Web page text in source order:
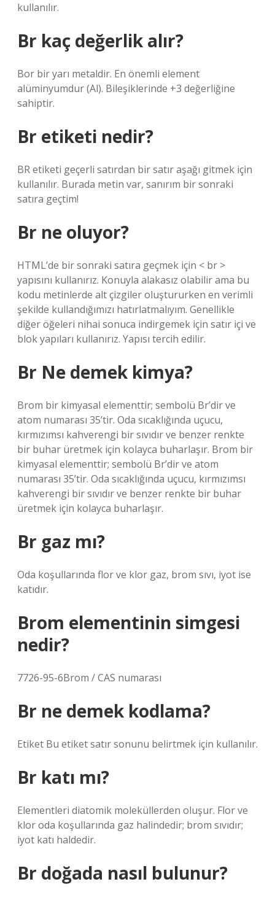
kullanılır.
Br kaç değerlik alır?
Bor bir yarı metaldir. En önemli element
alüminyumdur (Al). Bileşiklerinde +3 değerliğine
sahiptir.
Br etiketi nedir?
BR etiketi geçerli satırdan bir satır aşağı gitmek için
kullanılır. Burada metin var, sanırım bir sonraki
satıra geçtim!
Br ne oluyor?
HTML’de bir sonraki satıra geçmek için < br >
yapısını kullanırız. Konuyla alakasız olabilir ama bu
kodu metinlerde alt çizgiler oluştururken en verimli
şekilde kullandığımızı hatırlatmalıyım. Genellikle
diğer öğeleri nihai sonuca indirgemek için satır içi ve
blok yapıları kullanırız. Yapısı tercih edilir.
Br Ne demek kimya?
Brom bir kimyasal elementtir; sembolü Br’dir ve
atom numarası 35’tir. Oda sıcaklığında uçucu,
kırmızımsı kahverengi bir sıvıdır ve benzer renkte
bir buhar üretmek için kolayca buharlaşır. Brom bir
kimyasal elementtir; sembolü Br’dir ve atom
numarası 35’tir. Oda sıcaklığında uçucu, kırmızımsı
kahverengi bir sıvıdır ve benzer renkte bir buhar
üretmek için kolayca buharlaşır.
Br gaz mı?
Oda koşullarında flor ve klor gaz, brom sıvı, iyot ise
katıdır.
Brom elementinin simgesi
nedir?
7726-95-6Brom / CAS numarası
Br ne demek kodlama?
Etiket Bu etiket satır sonunu belirtmek için kullanılır.
Br katı mı?
Elementleri diatomik moleküllerden oluşur. Flor ve
klor oda koşullarında gaz halindedir; brom sıvıdır;
iyot katı haldedir.
Br doğada nasıl bulunur?